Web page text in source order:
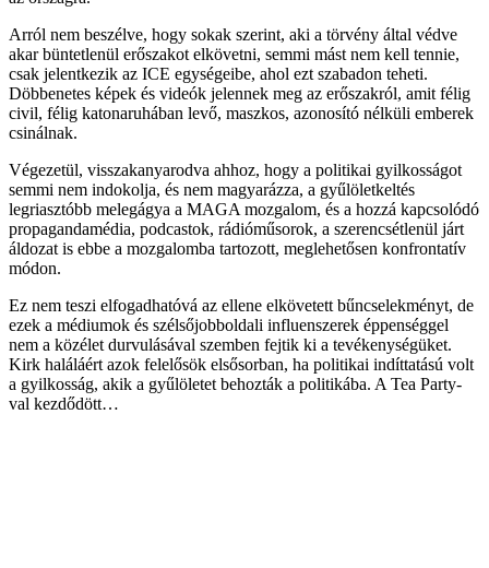
Arról nem beszélve, hogy sokak szerint, aki a törvény által védve
akar büntetlenül erőszakot elkövetni, semmi mást nem kell tennie,
csak jelentkezik az ICE egységeibe, ahol ezt szabadon teheti.
Döbbenetes képek és videók jelennek meg az erőszakról, amit félig
civil, félig katonaruhában levő, maszkos, azonosító nélküli emberek
csinálnak.
Végezetül, visszakanyarodva ahhoz, hogy a politikai gyilkosságot
semmi nem indokolja, és nem magyarázza, a gyűlöletkeltés
legriasztóbb melegágya a MAGA mozgalom, és a hozzá kapcsolódó
propagandamédia, podcastok, rádióműsorok, a szerencsétlenül járt
áldozat is ebbe a mozgalomba tartozott, meglehetősen konfrontatív
módon.
Ez nem teszi elfogadhatóvá az ellene elkövetett bűncselekményt, de
ezek a médiumok és szélsőjobboldali influenszerek éppenséggel
nem a közélet durvulásával szemben fejtik ki a tevékenységüket.
Kirk haláláért azok felelősök elsősorban, ha politikai indíttatású volt
a gyilkosság, akik a gyűlöletet behozták a politikába. A Tea Party-
val kezdődött…